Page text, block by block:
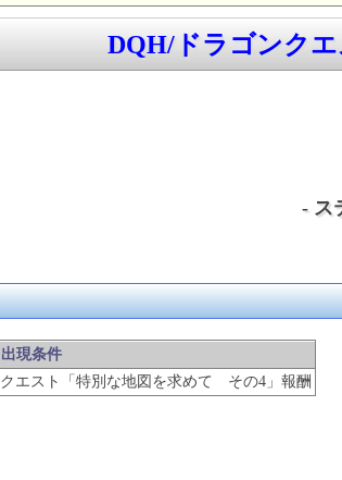
DQH/ドラゴンク
- ス
出現条件
クエスト「特別な地図を求めて その4」報酬